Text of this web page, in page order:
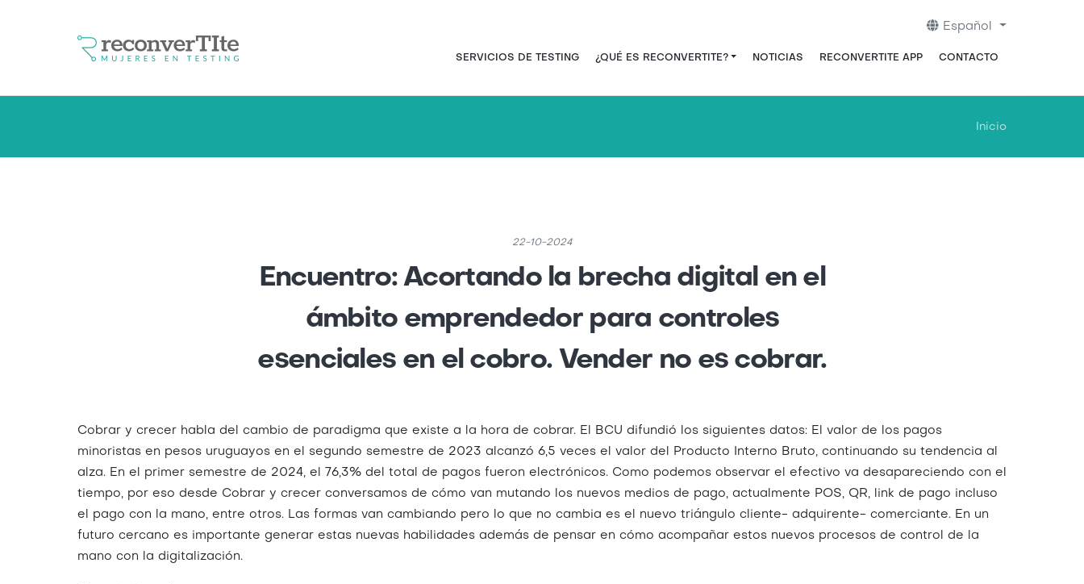
principal
Español
Navegación principal
SERVICIOS DE TESTING ¿QUÉ ES RECONVERTITE? NOTICIAS RECONVERTITE APP CONTACTO
Inicio
22-10-2024
Encuentro: Acortando la brecha digital en el
ámbito emprendedor para controles
esenciales en el cobro. Vender no es cobrar.
Cobrar y crecer habla del cambio de paradigma que existe a la hora de cobrar. El BCU difundió los siguientes datos: El valor de los pagos
minoristas en pesos uruguayos en el segundo semestre de 2023 alcanzó 6,5 veces el valor del Producto Interno Bruto, continuando su tendencia al
alza. En el p​rimer semestre de 2024, el 76,3% del total de pagos fueron electrónicos. Como podemos observar el efectivo va desapareciendo con el
tiempo, por eso desde Cobrar y crecer conversamos de cómo van mutando los nuevos medios de pago, actualmente POS, QR, link de pago incluso
el pago con la mano, entre otros. Las formas van cambiando pero lo que no cambia es el nuevo triángulo cliente- adquirente- comerciante. En un
futuro cercano es importante generar estas nuevas habilidades además de pensar en cómo acompañar estos nuevos procesos de control de la
mano con la digitalización.